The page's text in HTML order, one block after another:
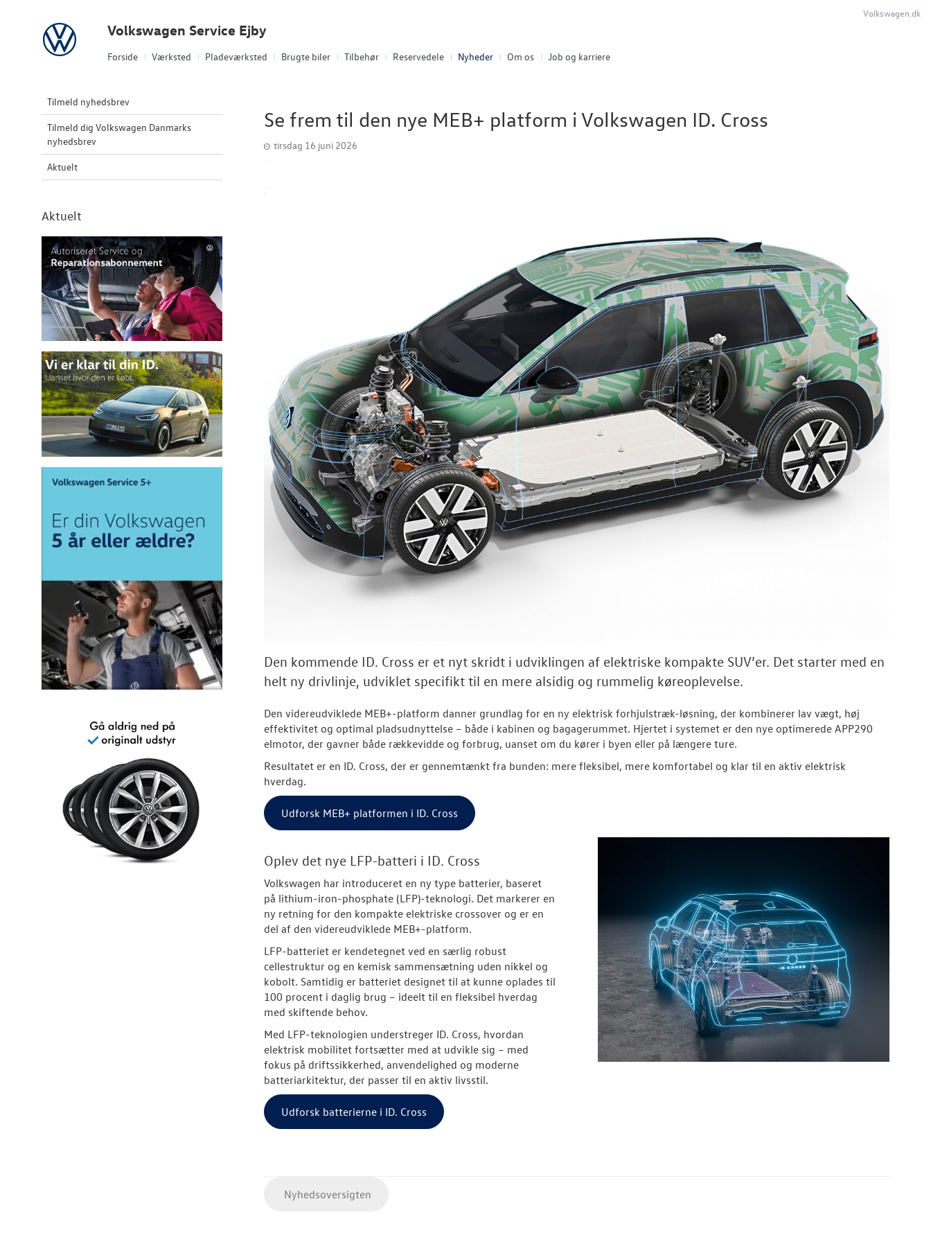
Forside Værksted Pladeværksted Brugte biler Tilbehør Reservedele Nyheder Om os Job og karriere
Volkswagen Volkswagen Service Ejby
Volkswagen.dk
Tilmeld nyhedsbrev
Tilmeld dig Volkswagen Danmarks
nyhedsbrev
Aktuelt
Aktuelt
Se frem til den nye MEB+ platform i Volkswagen ID. Cross
tirsdag 16 juni 2026
Den kommende ID. Cross er et nyt skridt i udviklingen af elektriske kompakte SUV’er. Det starter med en
helt ny drivlinje, udviklet specifikt til en mere alsidig og rummelig køreoplevelse.
Den videreudviklede MEB+-platform danner grundlag for en ny elektrisk forhjulstræk-løsning, der kombinerer lav vægt, høj
effektivitet og optimal pladsudnyttelse – både i kabinen og bagagerummet. Hjertet i systemet er den nye optimerede APP290
elmotor, der gavner både rækkevidde og forbrug, uanset om du kører i byen eller på længere ture.
Resultatet er en ID. Cross, der er gennemtænkt fra bunden: mere fleksibel, mere komfortabel og klar til en aktiv elektrisk
hverdag.
Udforsk MEB+ platformen i ID. Cross
Oplev det nye LFP-batteri i ID. Cross
Volkswagen har introduceret en ny type batterier, baseret
på lithium-iron-phosphate (LFP)-teknologi. Det markerer en
ny retning for den kompakte elektriske crossover og er en
del af den videreudviklede MEB+-platform.
LFP-batteriet er kendetegnet ved en særlig robust
cellestruktur og en kemisk sammensætning uden nikkel og
kobolt. Samtidig er batteriet designet til at kunne oplades til
100 procent i daglig brug – ideelt til en fleksibel hverdag
med skiftende behov.
Med LFP-teknologien understreger ID. Cross, hvordan
elektrisk mobilitet fortsætter med at udvikle sig – med
fokus på driftssikkerhed, anvendelighed og moderne
batteriarkitektur, der passer til en aktiv livsstil.
Udforsk batterierne i ID. Cross
Nyhedsoversigten